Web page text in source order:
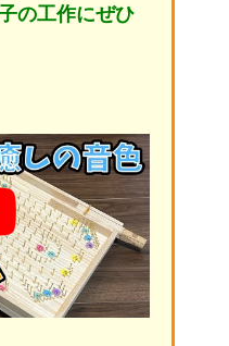
の工作にぜひ